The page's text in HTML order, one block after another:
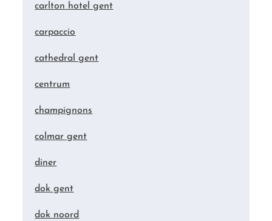
carlton hotel gent
carpaccio
cathedral gent
centrum
champignons
colmar gent
diner
dok gent
dok noord